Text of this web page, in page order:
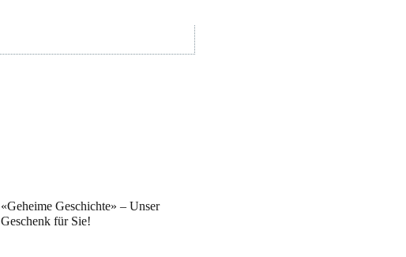
«Geheime Geschichte» – Unser
Geschenk für Sie!